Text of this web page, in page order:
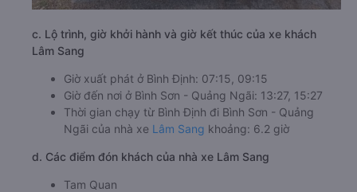
c. Lộ trình, giờ khởi hành và giờ kết thúc của xe khách
Lâm Sang
Giờ xuất phát ở Bình Định: 07:15, 09:15
Giờ đến nơi ở Bình Sơn - Quảng Ngãi: 13:27, 15:27
Thời gian chạy từ Bình Định đi Bình Sơn - Quảng
Ngãi của nhà xe Lâm Sang khoảng: 6.2 giờ
d. Các điểm đón khách của nhà xe Lâm Sang
Tam Quan